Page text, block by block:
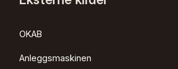
OKAB
Anleggsmaskinen